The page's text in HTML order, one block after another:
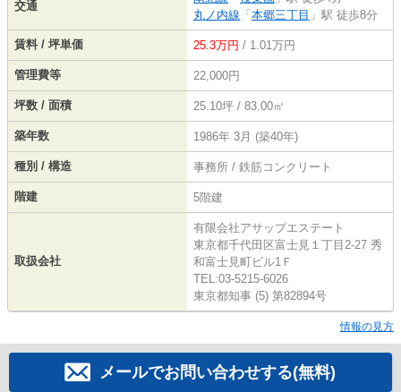
交通
丸ノ内線 「 本郷三丁目 」駅 徒歩8分
賃料 / 坪単価 25.3万円 / 1.01万円
管理費等 22,000円
坪数 / 面積 25.10坪 / 83.00㎡
築年数 1986年 3月 (築40年)
種別 / 構造 事務所 / 鉄筋コンクリート
階建 5階建
取扱会社
有限会社アサップエステート
東京都千代田区富士見１丁目2-27 秀
和富士見町ビル1Ｆ
TEL:03-5215-6026
東京都知事 (5) 第82894号
情報の見方
メールでお問い合わせする(無料)